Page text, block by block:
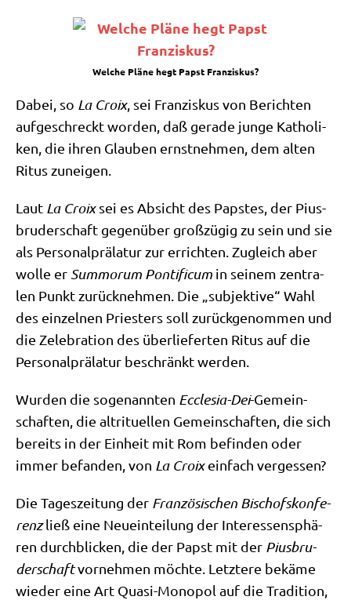
Wel­che Plä­ne hegt Papst Franziskus?
Dabei, so La Croix, sei Fran­zis­kus von Berich­ten
auf­ge­schreckt wor­den, daß gera­de jun­ge Katho­li­
ken, die ihren Glau­ben ernst­neh­men, dem alten
Ritus zuneigen.
Laut La Croixsei es Absicht des Pap­stes, der Pius­
bru­der­schaft gegen­über groß­zü­gig zu sein und sie
als Per­so­nal­prä­la­tur zur errich­ten. Zugleich aber
wol­le er Sum­morum Pon­ti­fi­cum in sei­nem zen­tra­
len Punkt zurück­neh­men. Die „sub­jek­ti­ve“ Wahl
des ein­zel­nen Prie­sters soll zurück­ge­nom­men und
die Zele­bra­ti­on des über­lie­fer­ten Ritus auf die
Per­so­nal­prä­la­tur beschränkt werden.
Wur­den die soge­nann­ten Eccle­sia-Dei-Gemein­
schaf­ten, die alt­ri­tu­el­len Gemein­schaf­ten, die sich
bereits in der Ein­heit mit Rom befin­den oder
immer befan­den, von La Croixein­fach vergessen?
Die Tages­zei­tung der Fran­zö­si­schen Bischofs­kon­fe­
renzließ eine Neu­ein­tei­lung der Inter­es­sensphä­
ren durch­blicken, die der Papst mit der Pius­bru­
der­schaftvor­neh­men möch­te. Letz­te­re bekä­me
wie­der eine Art Qua­si-Mono­pol auf die Tra­di­ti­on,